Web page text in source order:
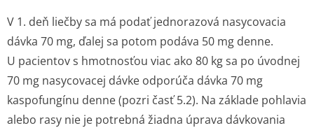
V 1. deň liečby sa má podať jednorazová nasycovacia
dávka 70 mg, ďalej sa potom podáva 50 mg denne.
U pacientov s hmotnosťou viac ako 80 kg sa po úvodnej
70 mg nasycovacej dávke odporúča dávka 70 mg
kaspofungínu denne (pozri časť 5.2). Na základe pohlavia
alebo rasy nie je potrebná žiadna úprava dávkovania